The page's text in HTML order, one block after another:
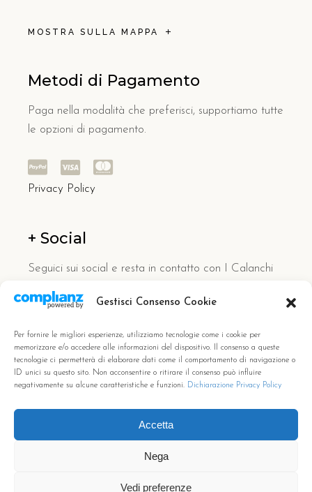
Gestisci Consenso Cookie
Per fornire le migliori esperienze, utilizziamo tecnologie come i cookie per
memorizzare e/o accedere alle informazioni del dispositivo. Il consenso a queste
tecnologie ci permetterà di elaborare dati come il comportamento di navigazione o
ID unici su questo sito. Non acconsentire o ritirare il consenso può influire
negativamente su alcune caratteristiche e funzioni. Dichiarazione Privacy Policy
Accetta
Nega
Vedi preferenze
MOSTRA SULLA MAPPA
Metodi di Pagamento
Paga nella modalità che preferisci, supportiamo tutte
le opzioni di pagamento.
Privacy Policy
+ Social
Seguici sui social e resta in contatto con I Calanchi
© Copyright I Calanchi Country Hotel&Resort. Powered by
@tmweb_